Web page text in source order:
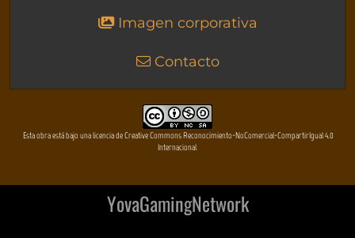
Imagen corporativa
Contacto
Esta obra está bajo una licencia de Creative Commons Reconocimiento-NoComercial-CompartirIgual 4.0
Internacional
YovaGamingNetwork